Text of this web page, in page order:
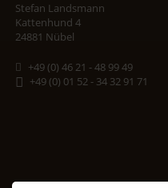
Stefan Landsmann
Kattenhund 4
24881 Nübel
+49 (0) 46 21 - 48 99 49
+49 (0) 01 52 - 34 32 91 71